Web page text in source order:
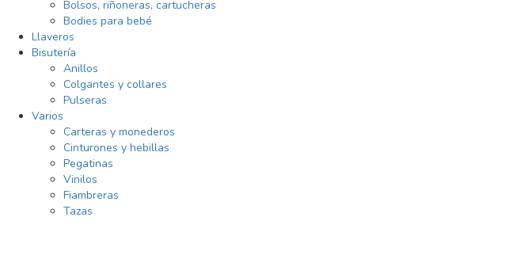
Bolsos, riñoneras, cartucheras
Bodies para bebé
Llaveros
Bisutería
Anillos
Colgantes y collares
Pulseras
Varios
Carteras y monederos
Cinturones y hebillas
Pegatinas
Vinilos
Fiambreras
Tazas